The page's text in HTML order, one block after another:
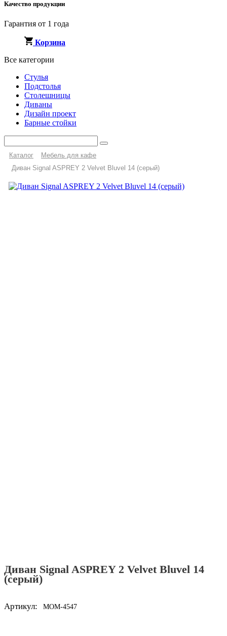
Качество продукции
Гарантия от 1 года
Корзина
Все категории
Стулья
Подстолья
Столешницы
Диваны
Дизайн проект
Барные стойки
Каталог
Мебель для кафе
Диван Signal ASPREY 2 Velvet Bluvel 14 (серый)
Диван Signal ASPREY 2 Velvet Bluvel 14
(серый)
Артикул: MOM-4547